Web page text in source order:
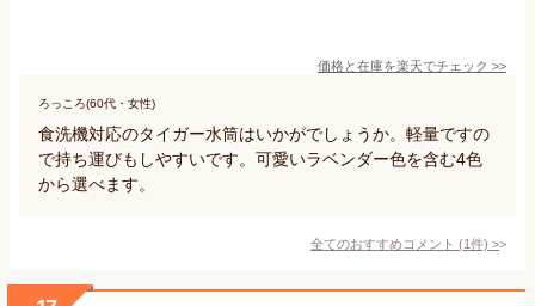
価格と在庫を楽天でチェック >>
ろっころ(60代・女性)
食洗機対応のタイガー水筒はいかがでしょうか。軽量ですの
で持ち運びもしやすいです。可愛いラベンダー色を含む4色
から選べます。
全てのおすすめコメント (1件) >